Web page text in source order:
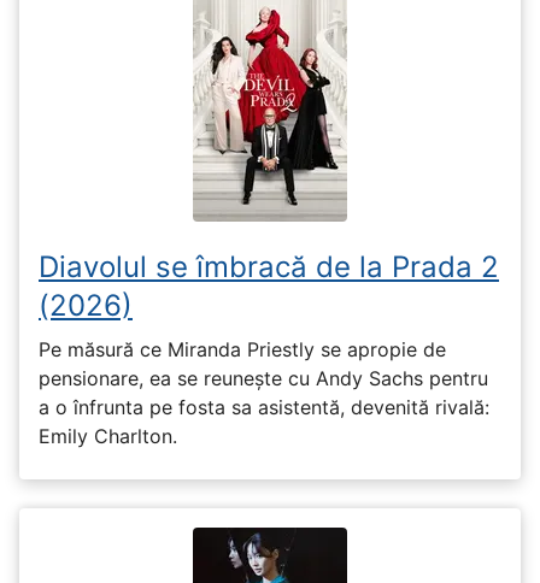
Diavolul se îmbracă de la Prada 2
(2026)
Pe măsură ce Miranda Priestly se apropie de
pensionare, ea se reunește cu Andy Sachs pentru
a o înfrunta pe fosta sa asistentă, devenită rivală:
Emily Charlton.